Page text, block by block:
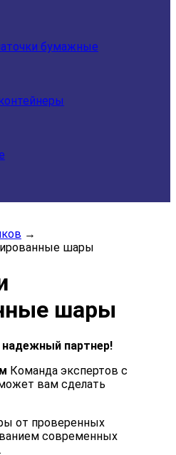
бумажные
→
шары
шары
партнер!
Команда экспертов с
вам сделать
от проверенных
современных